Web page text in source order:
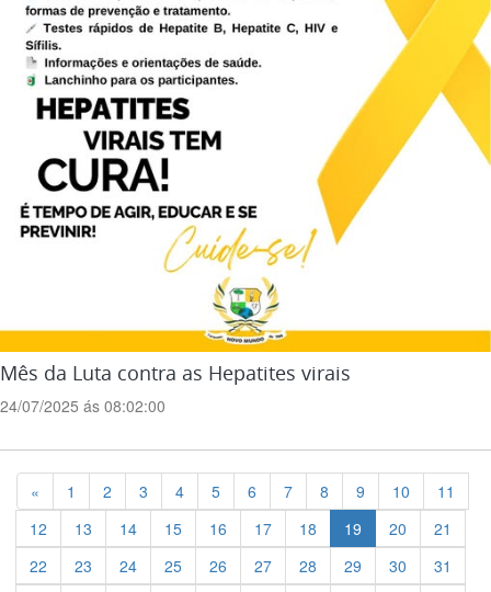
Mês da Luta contra as Hepatites virais
24/07/2025 ás 08:02:00
« Previous
1 2 3 4 5 6 7 8 9 10
11
12
13 14 15 16 17 18 19 20
21
22
23 24 25 26 27 28 29 30
31